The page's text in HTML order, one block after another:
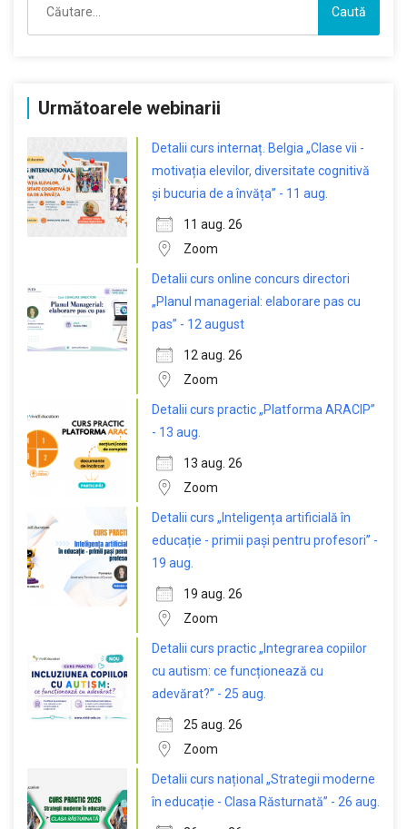
după:
Următoarele webinarii
Detalii curs internaț. Belgia „Clase vii -
motivația elevilor, diversitate cognitivă
și bucuria de a învăța” - 11 aug.
11 aug. 26
Zoom
Detalii curs online concurs directori
„Planul managerial: elaborare pas cu
pas” - 12 august
12 aug. 26
Zoom
Detalii curs practic „Platforma ARACIP”
- 13 aug.
13 aug. 26
Zoom
Detalii curs „Inteligența artificială în
educație - primii pași pentru profesori” -
19 aug.
19 aug. 26
Zoom
Detalii curs practic „Integrarea copiilor
cu autism: ce funcționează cu
adevărat?” - 25 aug.
25 aug. 26
Zoom
Detalii curs național „Strategii moderne
în educație - Clasa Răsturnată” - 26 aug.